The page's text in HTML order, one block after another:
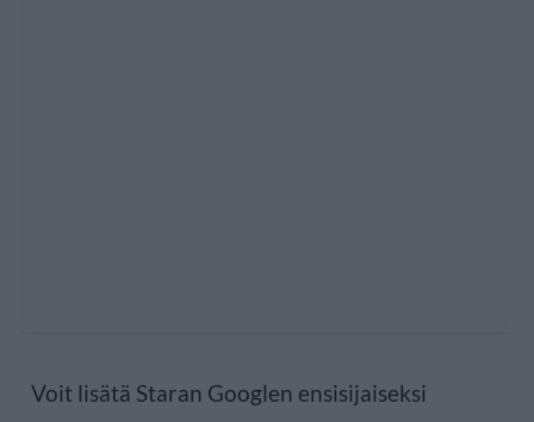
Voit lisätä Staran Googlen ensisijaiseksi